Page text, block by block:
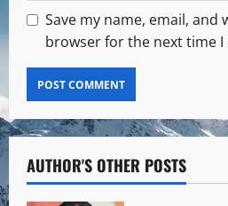
Save my name, email, and
browser for the next time I
AUTHOR'S OTHER POSTS